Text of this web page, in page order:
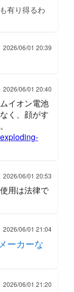
有り得るわ
2026/06/01 20:39
2026/06/01 20:40
イオン電池
く、顔がす
2026/06/01 20:53
用は法律で
2026/06/01 21:04
ーカーな
2026/06/01 21:20